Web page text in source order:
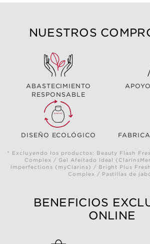
NUESTROS
ABASTECIMIENTO
RESPONSABLE
DISEÑO ECOLÓGICO
* Excluyendo los productos: Beauty Flash
Complex / Gel Afeitado Ideal
Imperfections (myClarins) / Bright Plus
Complex / Pastillas de
BENEFICIOS
ONLINE